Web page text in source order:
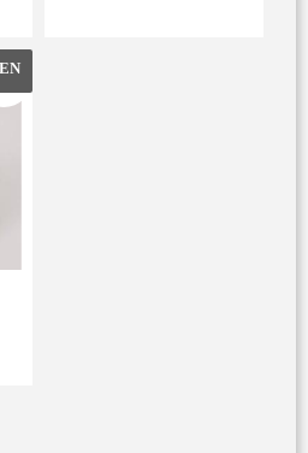
Lägg till i favoriter